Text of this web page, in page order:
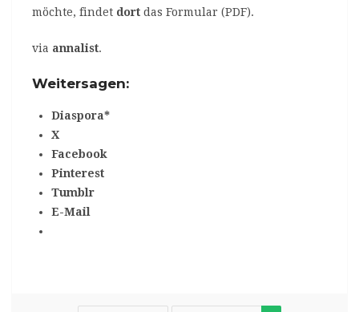
möchte, findet dort das Formular (PDF).
via annalist.
Weitersagen:
Diaspora*
X
Facebook
Pinterest
Tumblr
E-Mail